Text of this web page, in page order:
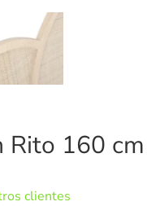
Rito 160 cm
clientes